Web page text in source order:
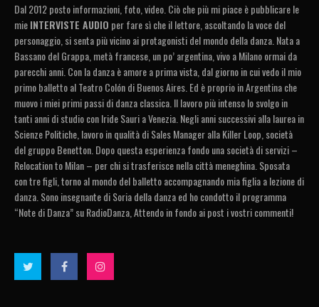
Dal 2012 posto informazioni, foto, video. Ciò che più mi piace è pubblicare le
mieINTERVISTE AUDIO per fare sì che il lettore, ascoltando la voce del
personaggio, si senta più vicino ai protagonisti del mondo della danza. Nata a
Bassano del Grappa, metà francese, un po’ argentina, vivo a Milano ormai da
parecchi anni. Con la danza è amore a prima vista, dal giorno in cui vedo il mio
primo balletto al Teatro Colón di Buenos Aires. Ed è proprio in Argentina che
muovo i miei primi passi di danza classica. Il lavoro più intenso lo svolgo in
tanti anni di studio con Iride Sauri a Venezia. Negli anni successivi alla laurea in
Scienze Politiche, lavoro in qualità di Sales Manager alla Killer Loop, società
del gruppo Benetton. Dopo questa esperienza fondo una società di servizi –
Relocation to Milan – per chi si trasferisce nella città meneghina. Sposata
con tre figli, torno al mondo del balletto accompagnando mia figlia a lezione di
danza. Sono insegnante di Soria della danza ed ho condotto il programma
“Note di Danza” su RadioDanza, Attendo in fondo ai post i vostri commenti!